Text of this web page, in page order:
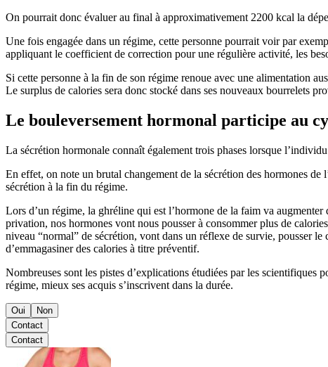
On pourrait donc évaluer au final à approximativement 2200 kcal la
Une fois engagée dans un régime, cette personne pourrait voir par
appliquant le coefficient de correction pour une régulière activité, les
Si cette personne à la fin de son régime renoue avec une alimentation
Le surplus de calories sera donc stocké dans ses nouveaux bourrelets
Le bouleversement hormonal participe au
La sécrétion hormonale connaît également trois phases lorsque
En effet, on note un brutal changement de la sécrétion des hormones
sécrétion à la fin du régime.
Lors d’un régime, la ghréline qui est l’hormone de la faim va
privation, nos hormones vont nous pousser à consommer plus de
niveau “normal” de sécrétion, vont dans un réflexe de survie, pousser
d’emmagasiner des calories à titre préventif.
Nombreuses sont les pistes d’explications étudiées par les scientifiques
régime, mieux ses acquis s’inscrivent dans la durée.
Oui
Non
Contact
Contact